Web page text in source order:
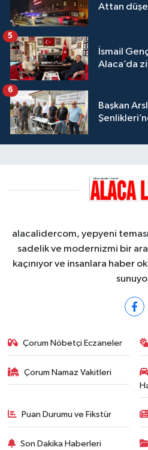
Attan
İsmail
Alaca’da
5
Başkan
6
alacalidercom, yepyeni
sadelik ve modernizmi bir
kaçınıyor ve insanlara haber
Çorum Nöbetçi Eczaneler
Çorum Namaz Vakitleri
Puan Durumu ve Fikstür
Son Dakika Haberleri